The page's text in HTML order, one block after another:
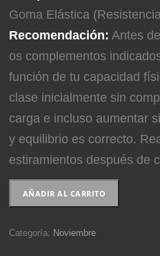
Goma Elástica
Recomendación: Antes
os complementos
función de tu capacidad
clase inicialmente sin
carga e incluso aumentar
y equilibrio es correcto.
estiramientos después de
AÑADIR AL CARRITO
Categoría: Noviembre